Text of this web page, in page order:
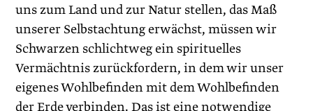
uns zum Land und zur Natur stellen, das Maß
unserer Selbstachtung erwächst, müssen wir
Schwarzen schlichtweg ein spirituelles
Vermächtnis zurückfordern, in dem wir unser
eigenes Wohlbefinden mit dem Wohlbefinden
der Erde verbinden. Das ist eine notwendige